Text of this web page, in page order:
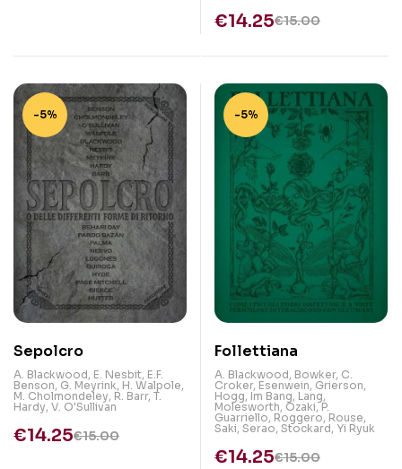
€15.00
€14.25
-5%
Sepolcro
A. Blackwood, E. Nesbit, E.F.
Benson, G. Meyrink, H. Walpole,
M. Cholmondeley, R. Barr, T.
Hardy, V. O'Sullivan
€15.00
€14.25
-5%
Follettiana
A. Blackwood, Bowker, C.
Croker, Esenwein, Grierson,
Hogg, Im Bang, Lang,
Molesworth, Ozaki,P.
Guarriello, Roggero, Rouse,
Saki, Serao, Stockard, Yi Ryuk
€15.00
€14.25